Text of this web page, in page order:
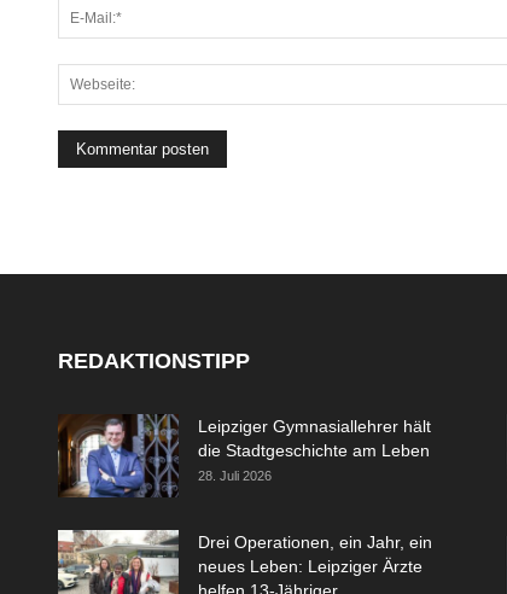
REDAKTIONSTIPP
Leipziger Gymnasiallehrer hält
die Stadtgeschichte am Leben
28. Juli 2026
Drei Operationen, ein Jahr, ein
neues Leben: Leipziger Ärzte